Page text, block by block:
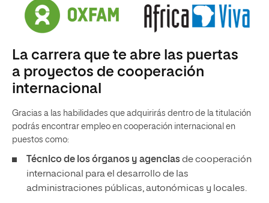
La carrera que te abre las puertas
a proyectos de cooperación
internacional
Gracias a las habilidades que adquirirás dentro de la titulación
podrás encontrar empleo en cooperación internacional en
puestos como:
Técnico de los órganos y agenciasde cooperación
internacional para el desarrollo de las
administraciones públicas, autonómicas y locales.